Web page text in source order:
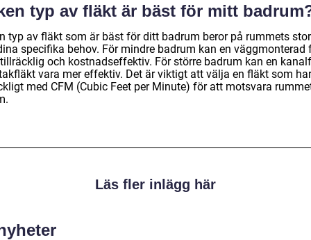
typ av fläkt är bäst för mitt
typ av fläkt som är bäst för ditt badrum beror på rummets
specifika behov. För mindre badrum kan en väggmonterad
och kostnadseffektiv. För större badrum kan en
vara mer effektiv. Det är viktigt att välja en fläkt som har
med CFM (Cubic Feet per Minute) för att motsvara
Läs fler inlägg här